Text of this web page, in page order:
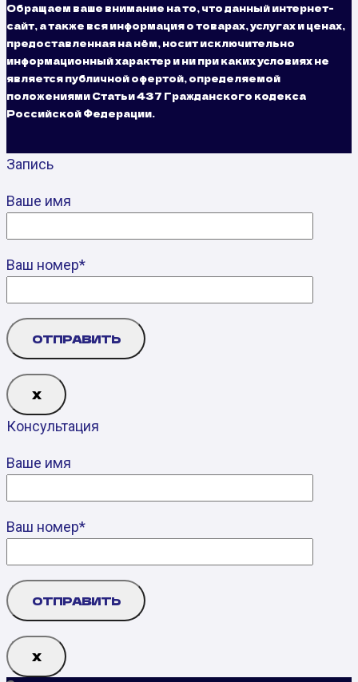
Обращаем ваше внимание на то, что данный интернет-
сайт, а также вся информация о товарах, услугах и ценах,
предоставленная на нём, носит исключительно
информационный характер и ни при каких условиях не
является публичной офертой, определяемой
положениями Статьи 437 Гражданского кодекса
Российской Федерации.
Запись
Ваше имя
Ваш номер*
Х
Консультация
Ваше имя
Ваш номер*
Х